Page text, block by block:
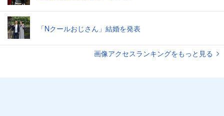
「Nクールおじさん」結婚を発表
画像アクセスランキングをもっと見る